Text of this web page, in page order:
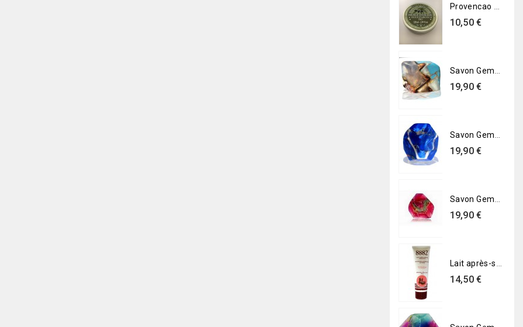
Prix
10,50 €
Prix
19,90 €
Prix
19,90 €
Prix
19,90 €
Prix
14,50 €